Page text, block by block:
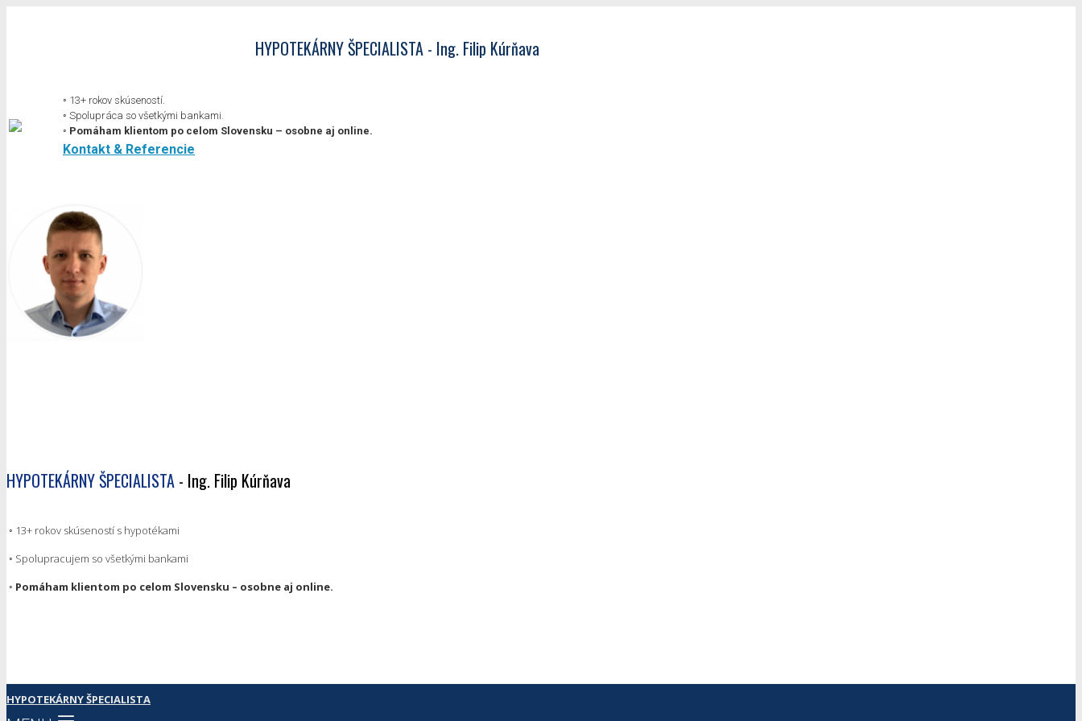
HYPOTEKÁRNY ŠPECIALISTA - Ing. Filip Kúrňava
◦ 13+ rokov skúseností.
◦ Spolupráca so všetkými bankami.
◦ Pomáham klientom po celom Slovensku – osobne aj online.
Kontakt & Referencie
HYPOTEKÁRNY ŠPECIALISTA - Ing. Filip Kúrňava
◦ 13+ rokov skúseností s hypotékami
◦ Spolupracujem so všetkými bankami
◦ Pomáham klientom po celom Slovensku – osobne aj online.
HYPOTEKÁRNY ŠPECIALISTA